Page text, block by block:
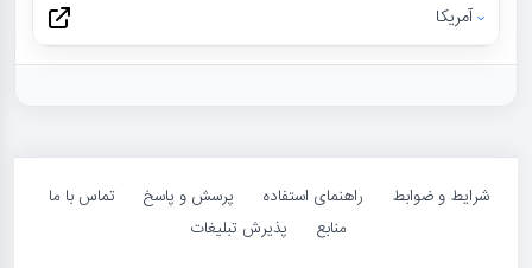
آمریکا
شرایط و ضوابط راهنمای استفاده پرسش و پاسخ
تماس با ما
منابع
پذیرش تبلیغات